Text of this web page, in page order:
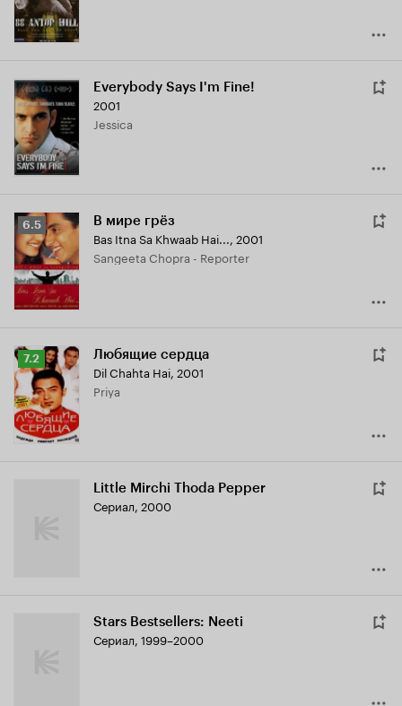
Everybody Says I'm Fine!
2001
Jessica
Рейтинг
Кинопоиска
6.5
6.5 В мире грёз
Bas Itna Sa Khwaab Hai..., 2001
Sangeeta Chopra - Reporter
Рейтинг
Кинопоиска
7.2
7.2 Любящие сердца
Dil Chahta Hai, 2001
Priya
Little Mirchi Thoda Pepper
Сериал, 2000
Stars Bestsellers: Neeti
Сериал, 1999–2000